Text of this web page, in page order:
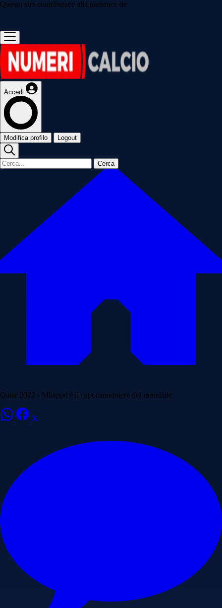
Questo sito contribuisce alla audience de
Accedi
Modifica profilo Logout
Cerca
Qatar 2022 - Mbappè è il capocannoniere del mondiale